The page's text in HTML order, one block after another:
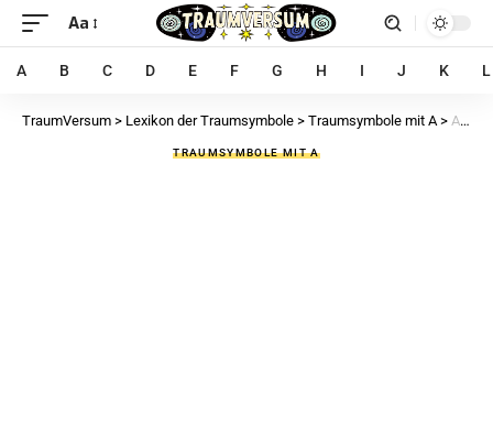
Aa
A B C D E F G H I J K L
TraumVersum > Lexikon der Traumsymbole > Traumsymbole mit A> Amphibium im Traum – 24 Bedeutungen und Interpretationen von einem Amphibium
TRAUMSYMBOLE MIT A